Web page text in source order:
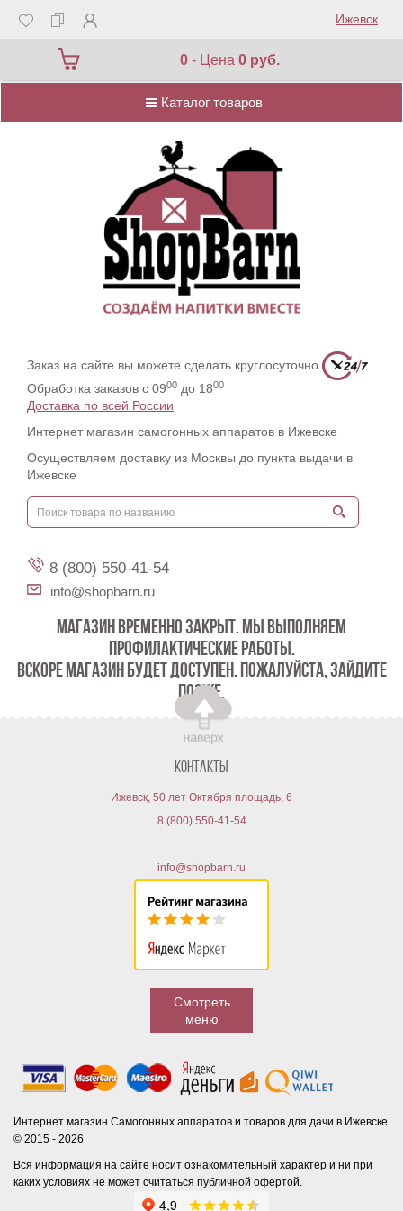
Ижевск
0 - Цена0 руб.
Каталог товаров
Каталог товаров
Заказ на сайте вы можете сделать круглосуточно
Обработка заказов с 0900 до 1800
Доставка по всей России
Интернет магазин самогонных аппаратов в Ижевске
Осуществляем доставку из Москвы до пункта выдачи в
Ижевске
8 (800) 550-41-54
info@shopbarn.ru
МАГАЗИН ВРЕМЕННО ЗАКРЫТ. МЫ ВЫПОЛНЯЕМ
ПРОФИЛАКТИЧЕСКИЕ РАБОТЫ.
ВСКОРЕ МАГАЗИН БУДЕТ ДОСТУПЕН. ПОЖАЛУЙСТА, ЗАЙДИТЕ
ПОЗЖЕ.
Контакты
Ижевск, 50 лет Октября площадь, 6
8 (800) 550-41-54
info@shopbarn.ru
Смотреть
меню
Интернет магазин Самогонных аппаратов и товаров для дачи в Ижевске
© 2015 - 2026
Вся информация на сайте носит ознакомительный характер и ни при
каких условиях не может считаться публичной офертой.